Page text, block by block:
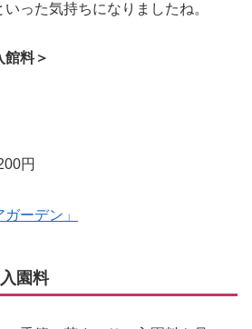
った気持ちになりましたね。
館料＞
円
ーデン」
園料